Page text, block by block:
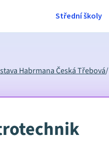
Střední školy
Habrmana Česká Třebová/